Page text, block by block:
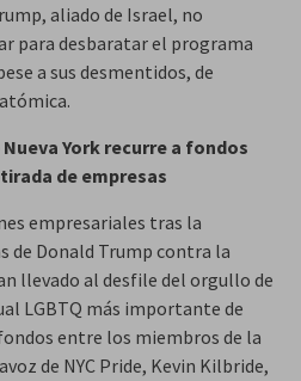
aliado de Israel, no
para desbaratar el programa
a sus desmentidos, de
York recurre a fondos
de empresas
empresariales tras la
de Donald Trump contra la
llevado al desfile del orgullo de
LGBTQ más importante de
entre los miembros de la
de NYC Pride, Kevin Kilbride,